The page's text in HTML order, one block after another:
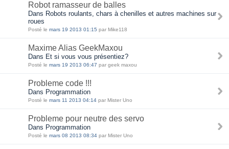
Robot ramasseur de balles
Dans Robots roulants, chars à chenilles et autres machines sur
roues
Posté le mars 19 2013 01:15 par Mike118
Maxime Alias GeekMaxou
Dans Et si vous vous présentiez?
Posté le mars 19 2013 06:47 par geek maxou
Probleme code !!!
Dans Programmation
Posté le mars 11 2013 04:14 par Mister Uno
Probleme pour neutre des servo
Dans Programmation
Posté le mars 08 2013 08:34 par Mister Uno